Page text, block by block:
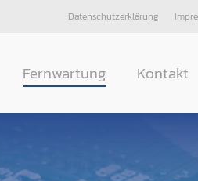
Datenschutzerklärung
Fernwartung Kontakt